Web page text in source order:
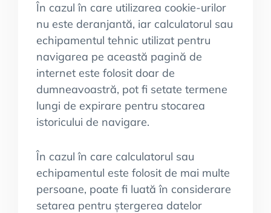
În cazul în care utilizarea cookie-urilor
nu este deranjantă, iar calculatorul sau
echipamentul tehnic utilizat pentru
navigarea pe această pagină de
internet este folosit doar de
dumneavoastră, pot fi setate termene
lungi de expirare pentru stocarea
istoricului de navigare.
În cazul în care calculatorul sau
echipamentul este folosit de mai multe
persoane, poate fi luată în considerare
setarea pentru ștergerea datelor